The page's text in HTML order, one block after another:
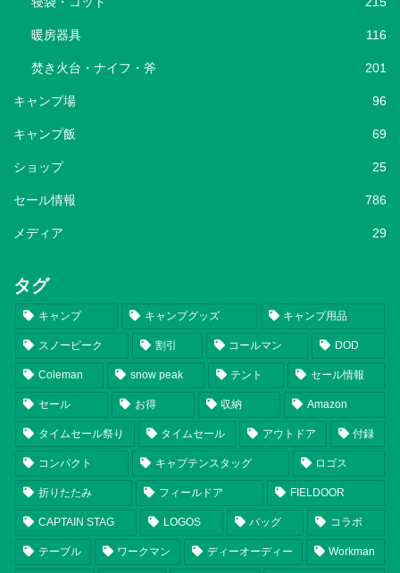
暖房器具 116
焚き火台・ナイフ・斧 201
キャンプ場 96
キャンプ飯 69
ショップ 25
セール情報 786
メディア 29
タグ
キャンプ キャンプグッズ キャンプ用品
スノーピーク 割引 コールマン DOD
Coleman snow peak テント セール情報
セール お得 収納 Amazon
タイムセール祭り タイムセール アウトドア 付録
コンパクト キャプテンスタッグ ロゴス
折りたたみ フィールドア FIELDOOR
CAPTAIN STAG LOGOS バッグ コラボ
テーブル ワークマン ディーオーディー Workman